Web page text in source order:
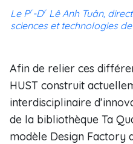
Le Pr-DrLê Anh Tuân,
sciences et technologies
Afin de relier ces
HUST construit
interdisciplinaire
de la bibliothèque Ta
modèle Design Factory